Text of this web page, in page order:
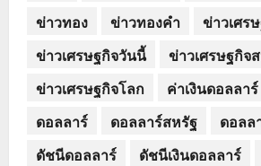
ข่าวทอง
ข่าวทองคำ
ข่าวเศร
ข่าวเศรษฐกิจวันนี้
ข่าวเศรษฐกิจ
ข่าวเศรษฐกิจโลก
ค่าเงินดอลลาร์
ดอลลาร์
ดอลลาร์สหรัฐ
ดอลล
ดัชนีดอลลาร์
ดัชนีเงินดอลลาร์